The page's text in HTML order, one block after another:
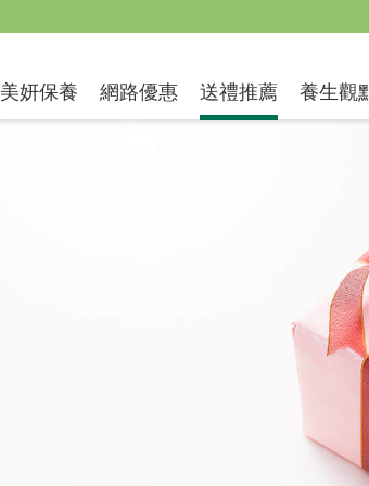
美妍保養 網路優惠 送禮推薦 養生觀